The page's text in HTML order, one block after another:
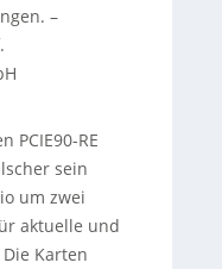
–
PCIE90-RE
sein
um zwei
aktuelle und
Karten